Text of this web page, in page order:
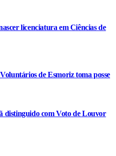
licenciatura em Ciências de
de Esmoriz toma posse
distinguido com Voto de Louvor